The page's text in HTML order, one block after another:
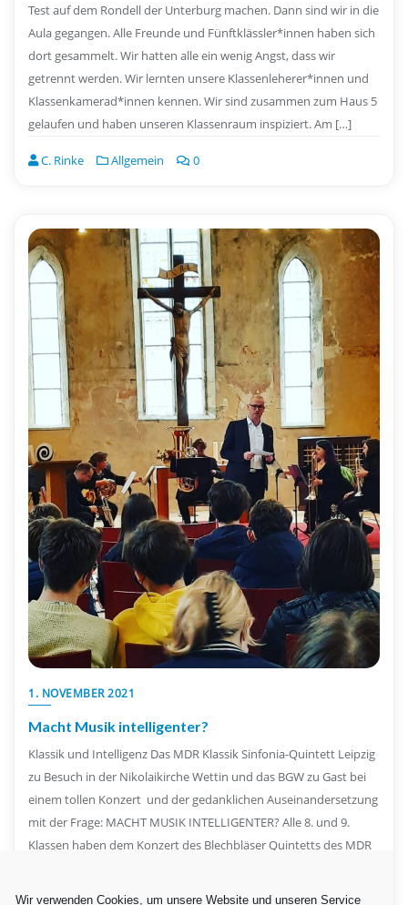
Test auf dem Rondell der Unterburg machen. Dann sind wir in die
Aula gegangen. Alle Freunde und Fünftklässler*innen haben sich
dort gesammelt. Wir hatten alle ein wenig Angst, dass wir
getrennt werden. Wir lernten unsere Klassenleherer*innen und
Klassenkamerad*innen kennen. Wir sind zusammen zum Haus 5
gelaufen und haben unseren Klassenraum inspiziert. Am […]
C. Rinke Allgemein 0
1. NOVEMBER 2021
Macht Musik intelligenter?
Klassik und Intelligenz Das MDR Klassik Sinfonia-Quintett Leipzig
zu Besuch in der Nikolaikirche Wettin und das BGW zu Gast bei
einem tollen Konzert und der gedanklichen Auseinandersetzung
mit der Frage: MACHT MUSIK INTELLIGENTER? Alle 8. und 9.
Klassen haben dem Konzert des Blechbläser Quintetts des MDR
Wir verwenden Cookies, um unsere Website und unseren Service